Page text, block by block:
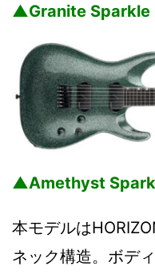
▲Granite Sparkle
▲Amethyst
本モデルは
ネック構造。ボデ